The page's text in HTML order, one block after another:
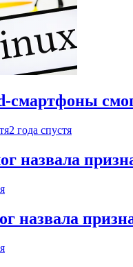
смартфоны
2 года спустя
назвала
назвала